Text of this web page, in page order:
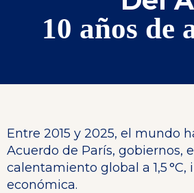
10 años de
Entre 2015 y 2025, el mundo
Acuerdo de París, gobiernos,
calentamiento global a 1,5
económica.